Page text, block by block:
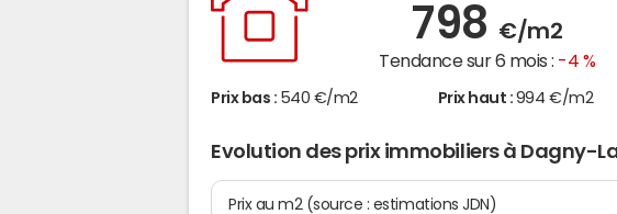
798 €/m2
Tendance sur 6 mois : -4 %
Prix bas : 540 €/m2 Prix haut : 994 €/m2
Evolution des prix immobiliers à Dagny-
Prix au m2 (source : estimations JDN)